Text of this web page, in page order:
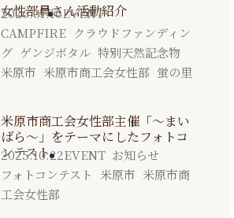
女性部員さん活動紹介
2026.01.16EVENT
CAMPFIRE クラウドファンディン
グ ゲンジボタル 特別天然記念物
米原市 米原市商工会女性部 蛍の里
米原市商工会女性部主催「～まい
ばら～」をテーマにしたフォトコ
ンテスト
2025.10.22EVENT, お知らせ
フォトコンテスト
米原市 米原市商
工会女性部